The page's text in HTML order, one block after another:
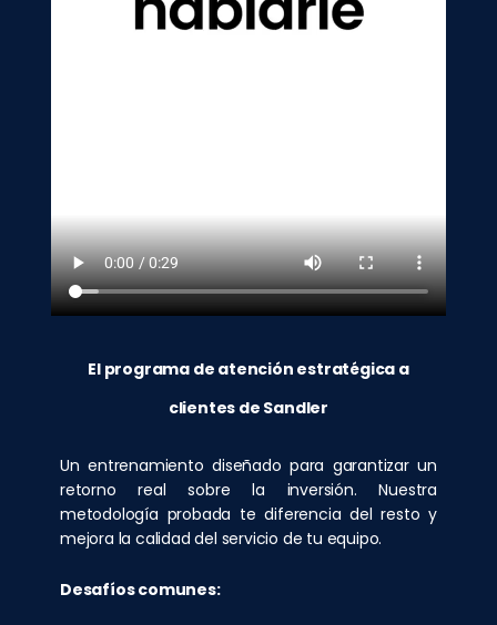
El programa de atención estratégica a
clientes de Sandler
Un entrenamiento diseñado para garantizar un
retorno real sobre la inversión. Nuestra
metodología probada te diferencia del resto y
mejora la calidad del servicio de tu equipo.
Desafíos comunes: